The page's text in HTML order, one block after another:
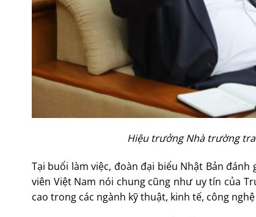
Hiệu trưởng Nhà trường
Tại buổi làm việc, đoàn đại biểu Nhật Bản
viên Việt Nam nói chung cũng như uy tín của
cao trong các ngành kỹ thuật, kinh tế, công